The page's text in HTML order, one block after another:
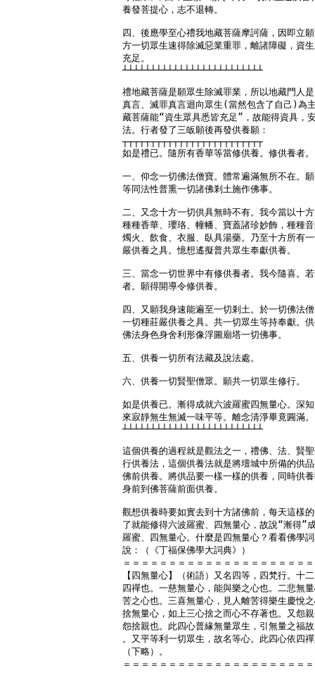
養發菩提心，志不退轉。
四、後應學至心禮我地藏菩薩摩訶薩，因即立
方一切眾生速得除滅惡業重罪，離諸障礙，資
充足。
┴┴┴┴┴┴┴┴┴┴┴┴┴┴┴┴┴┴┴┴┴┴┴┴┴
禮地藏菩薩是願眾生除滅罪業，所以地藏門人
真言、滅罪真言迴向眾生(當然包含了自己)為
藏菩薩能“資生眾具悉皆充足”，故能得資具，
法。行者發了三皈願後再發供養願：
┬┬┬┬┬┬┬┬┬┬┬┬┬┬┬┬┬┬┬┬┬┬┬┬┬
如是禮已。隨所有香華等當修供養。修供養者。
一、仰念一切佛法僧寶。體常遍滿無所不在。
等同法性普熏一切諸佛剎土施作佛事。
二、又念十方一切供具無時不有。我今當以十
種種香華、瓔珞、幢幡、寶蓋諸珍妙飾，種種
燭火、飲食、衣服、臥具湯藥。乃至十方所有
嚴供養之具。憶想遙擬普共眾生奉獻供養。
三、當念一切世界中有修供養者。我今隨喜。
者。願得開導令修供養。
四、又願我身速能遍至一切剎土。於一切佛法
一切種莊嚴供養之具。共一切眾生等持奉獻。
佛法身色身舍利形像浮圖廟塔一切佛事。
五、供養一切所有法藏及說法處。
六、供養一切賢聖僧眾。願共一切眾生修行。
如是供養已。漸得成就六波羅蜜四無量心。深
來寂靜無生無滅一味平等。離念清淨畢竟圓滿。
┴┴┴┴┴┴┴┴┴┴┴┴┴┴┴┴┴┴┴┴┴┴┴┴┴
這個供養的過程就是觀法之一，禮佛、法、賢
行供養法，這個供養法就是將壇城中所備的供
佛前供養。將供品要一樣一樣的供養，同時供
身前到佛菩薩前面供養。
觀想供養時要如實去到十方諸佛前，每天這樣
了就能修得六波羅蜜、四無量心，故說“漸得”
羅蜜、四無量心。什麼是四無量心？看看佛學
說：（《丁福保佛學大詞典》）
＝＝＝＝＝＝＝＝＝＝＝＝＝＝＝＝＝＝＝＝
【四無量心】（術語）又名四等，四梵行。十
四禪也。一慈無量心，能與樂之心也。二悲無
苦之心也。三喜無量心，見人離苦得樂生慶悅
捨無量心，如上三心捨之而心不存著也。又怨
怨捨親也。此四心普緣無量眾生，引無量之福
。又平等利一切眾生，故名等心。此四心依四
（下略）。
＝＝＝＝＝＝＝＝＝＝＝＝＝＝＝＝＝＝＝＝